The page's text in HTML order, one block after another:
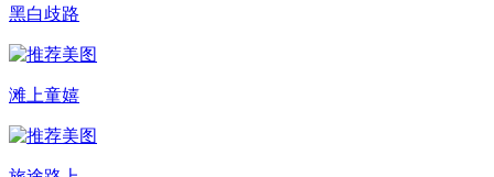
黑白歧路
滩上童嬉